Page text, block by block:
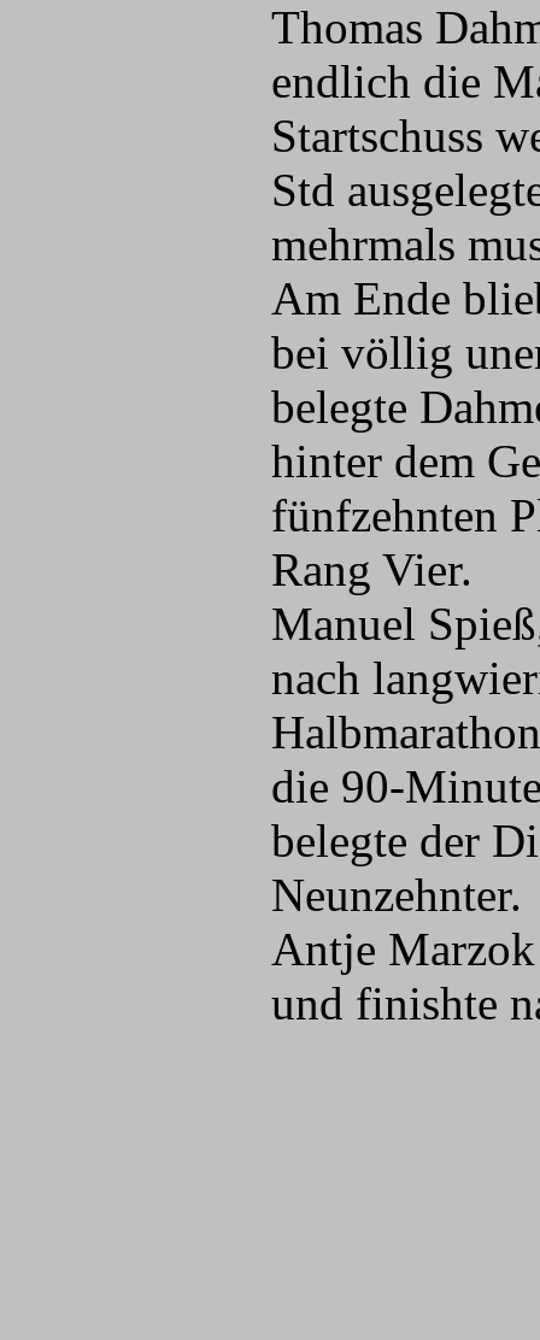
Thomas
endlich die
Startschuss
Std
mehrmals
Am Ende
bei völlig
belegte
hinter dem
fünfzehnten
Rang Vier.
Manuel
nach
die 90-
belegte der
Neunzehnter.
Antje
und finishte